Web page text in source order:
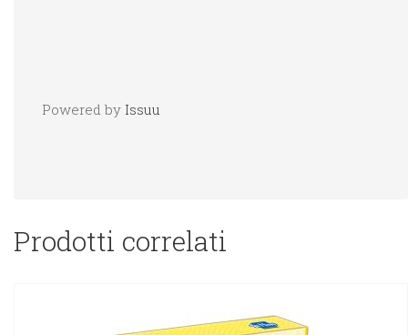
Powered by Issuu
Prodotti correlati